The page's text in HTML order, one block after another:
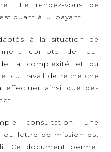
Le rendez-vous de
quant à lui payant.
à la situation de
compte de leur
la complexité et du
du travail de recherche
effectuer ainsi que des
consultation, une
ou lettre de mission est
Ce document permet